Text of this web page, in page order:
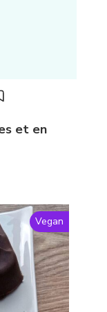
et en
Vegan